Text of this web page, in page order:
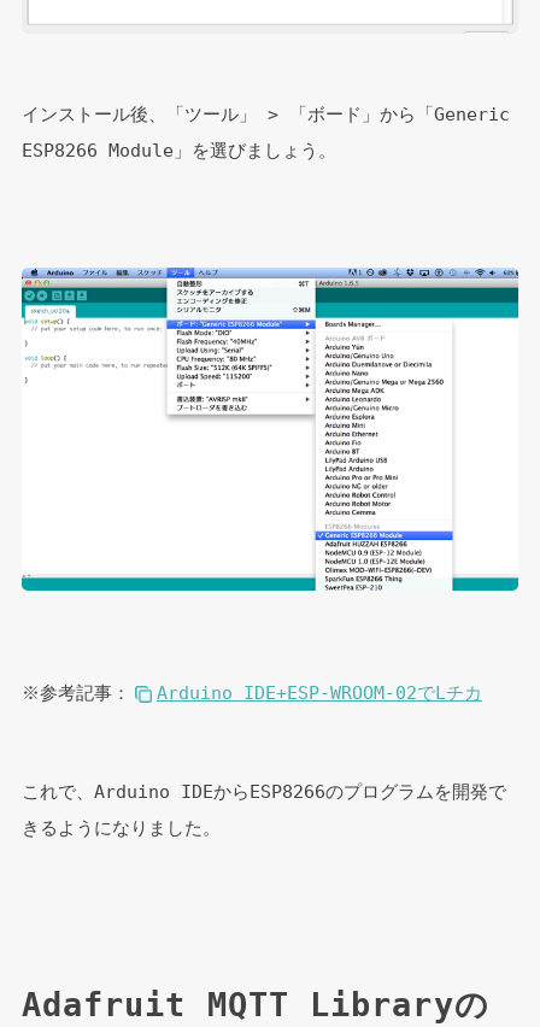
インストール後、「ツール」 > 「ボード」から「Generic
ESP8266 Module」を選びましょう。
※参考記事： Arduino IDE+ESP-WROOM-02でLチカ
これで、Arduino IDEからESP8266のプログラムを開発で
きるようになりました。
Adafruit MQTT Libraryの